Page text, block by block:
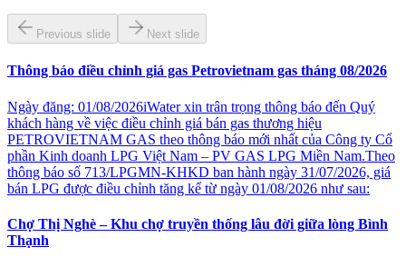
Previous slide Next slide
Thông báo điều chỉnh giá gas Petrovietnam gas tháng 08/2026
Ngày đăng: 01/08/2026iWater xin trân trọng thông báo đến Quý
khách hàng về việc điều chỉnh giá bán gas thương hiệu
PETROVIETNAM GAS theo thông báo mới nhất của Công ty Cổ
phần Kinh doanh LPG Việt Nam – PV GAS LPG Miền Nam.Theo
thông báo số 713/LPGMN-KHKD ban hành ngày 31/07/2026, giá
bán LPG được điều chỉnh tăng kể từ ngày 01/08/2026 như sau:
Chợ Thị Nghè – Khu chợ truyền thống lâu đời giữa lòng Bình
Thạnh